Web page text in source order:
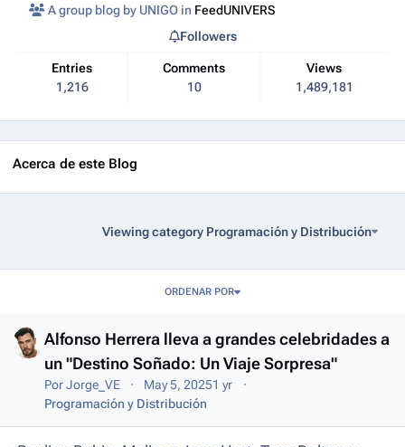
A group blog by UNIGO in FeedUNIVERS
Entries
1,216
Comments
10
Views
1,489,181
Followers
Acerca de este Blog
Viewing category Programación y Distribución
ORDENAR POR
Alfonso Herrera lleva a grandes celebridades a
un "Destino Soñado: Un Viaje Sorpresa"
PorJorge_VE May 5, 20251 yr
Programación y Distribución